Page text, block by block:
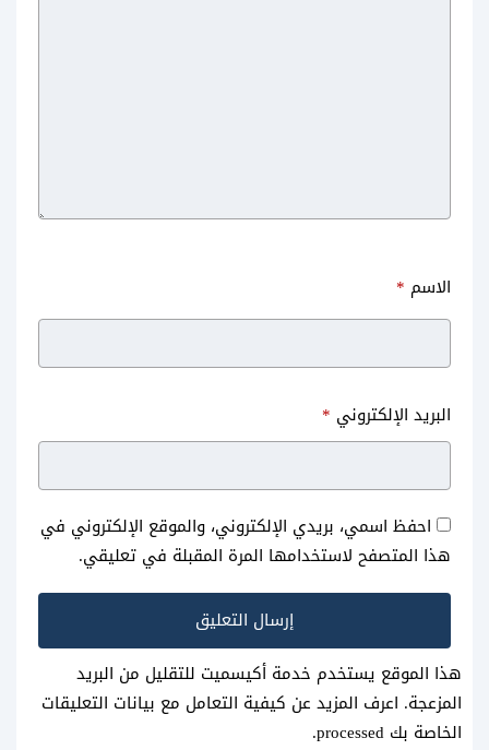
الاسم *
البريد الإلكتروني *
احفظ اسمي، بريدي الإلكتروني، والموقع الإلكتروني في
هذا المتصفح لاستخدامها المرة المقبلة في تعليقي.
هذا الموقع يستخدم خدمة أكيسميت للتقليل من البريد
المزعجة. اعرف المزيد عن كيفية التعامل مع بيانات التعليقات
الخاصة بك processed
.